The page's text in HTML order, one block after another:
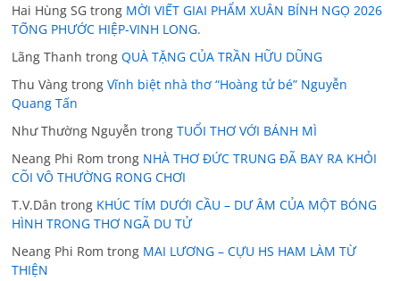
Hai Hùng SG trong MỜI VIẾT GIAI PHẨM XUÂN BÍNH NGỌ 2026
TỐNG PHƯỚC HIỆP-VINH LONG.
Lãng Thanh trongQUÀ TẶNG CỦA TRẦN HỮU DŨNG
Thu Vàng trongVĩnh biệt nhà thơ “Hoàng tử bé” Nguyễn
Quang Tấn
Như Thường Nguyễn trongTUỔI THƠ VỚI BÁNH MÌ
Neang Phi Rom trong NHÀ THƠ ĐỨC TRUNG ĐÃ BAY RA KHỎI
CÕI VÔ THƯỜNG RONG CHƠI
T.V.Dân trong KHÚC TÍM DƯỚI CẦU – DƯ ÂM CỦA MỘT BÓNG
HÌNH TRONG THƠ NGÃ DU TỬ
Neang Phi Rom trong MAI LƯƠNG – CỰU HS HAM LÀM TỪ
THIỆN